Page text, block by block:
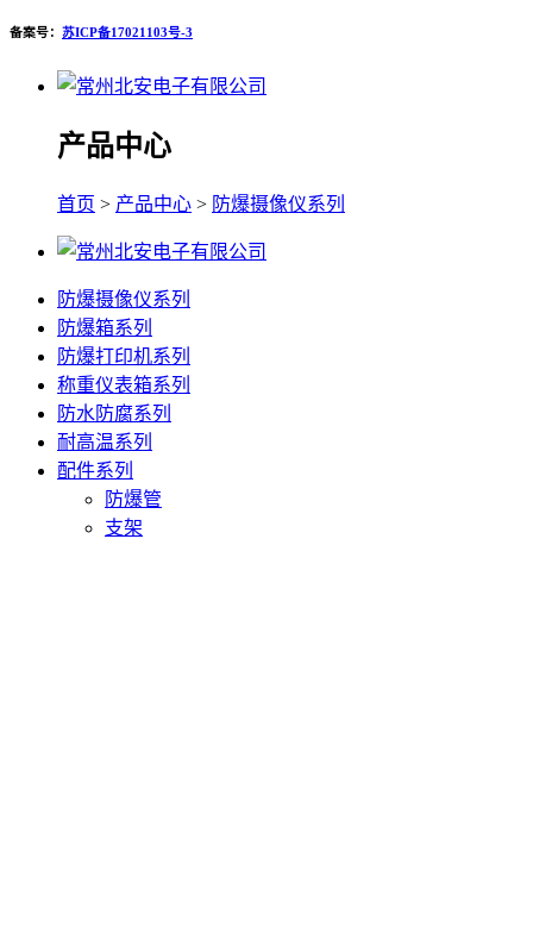
备案号： 苏ICP备17021103号-3
产品中心
首页 > 产品中心 > 防爆摄像仪系列
防爆摄像仪系列
防爆箱系列
防爆打印机系列
称重仪表箱系列
防水防腐系列
耐高温系列
配件系列
防爆管
支架